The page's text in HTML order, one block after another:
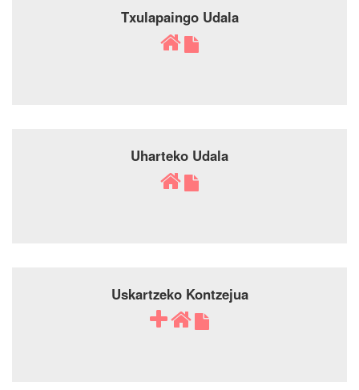
Txulapaingo Udala
Uharteko Udala
Uskartzeko Kontzejua